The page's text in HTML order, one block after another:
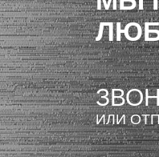
ИЛИ